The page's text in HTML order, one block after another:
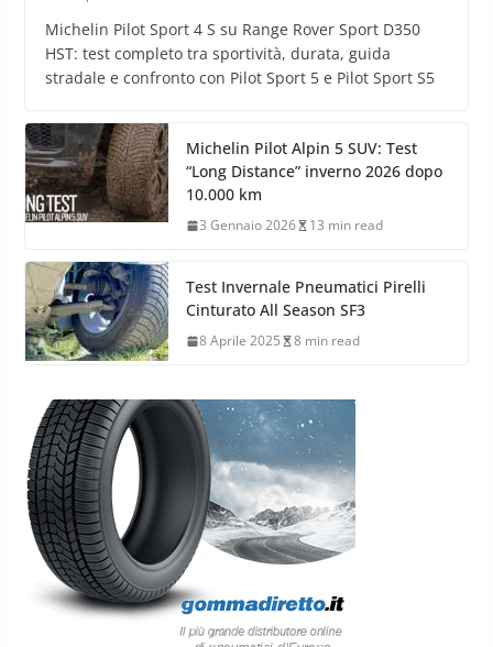
Michelin Pilot Sport 4 S su Range Rover Sport D350
HST: test completo tra sportività, durata, guida
stradale e confronto con Pilot Sport 5 e Pilot Sport S5
Michelin Pilot Alpin 5 SUV: Test
“Long Distance” inverno 2026 dopo
10.000 km
3 Gennaio 2026 13 min read
Test Invernale Pneumatici Pirelli
Cinturato All Season SF3
8 Aprile 2025 8 min read